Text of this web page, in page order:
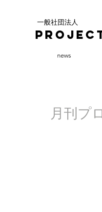
一般社団法人
news
月刊プ